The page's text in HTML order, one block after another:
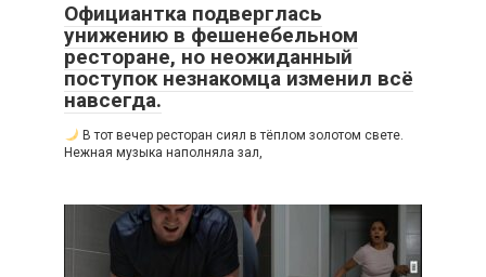
Официантка подверглась
унижению в фешенебельном
ресторане, но неожиданный
поступок незнакомца изменил всё
навсегда.
В тот вечер ресторан сиял в тёплом золотом свете.
Нежная музыка наполняла зал,